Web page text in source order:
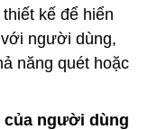
kế để hiển
người dùng,
năng quét hoặc
người dùng